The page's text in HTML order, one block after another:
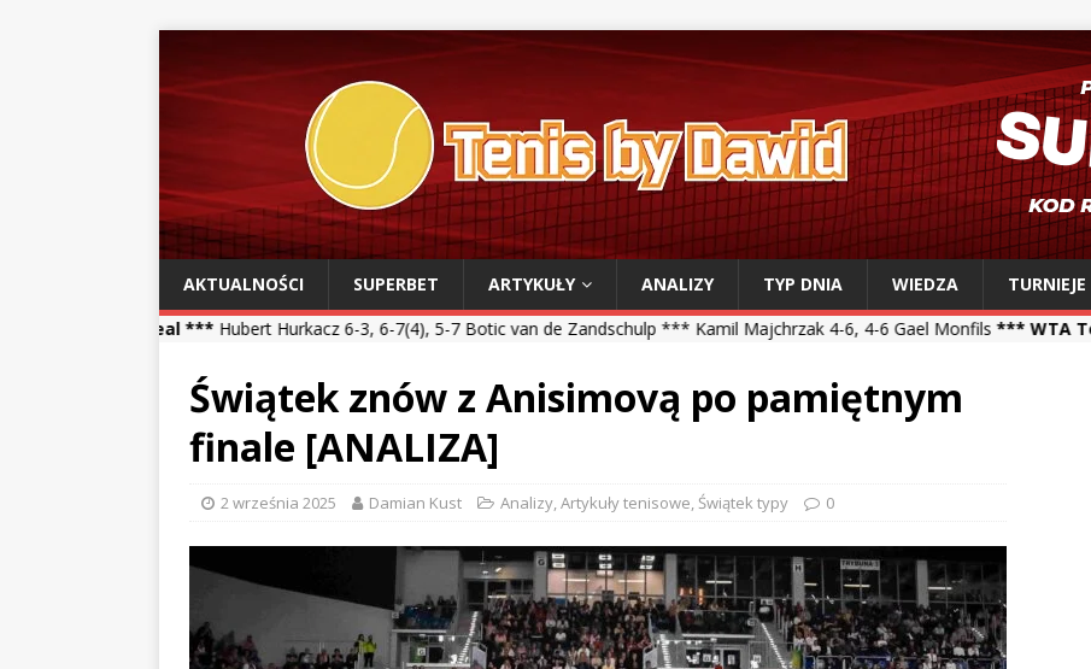
AKTUALNOŚCI SUPERBET ARTYKUŁY ANALIZY TYP DNIA WIEDZA TURNIEJE
Hubert Hurkacz 6-3, 6-7(4), 5-7 Botic van de Zandschulp *** Kamil Majchrzak 4-6, 4-6 Gael Monfils*** WTA Toronto *** Iga
Świątek znów z Anisimovą po pamiętnym
finale [ANALIZA]
2 września 2025 Damian Kust Analizy,Artykuły tenisowe,Świątek typy 0